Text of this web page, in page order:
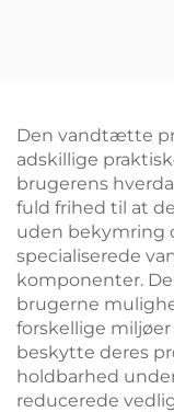
Den vandtætte
adskillige
brugerens
fuld frihed til at
uden bekymring
specialiserede
komponenter.
brugerne
forskellige
beskytte deres
holdbarhed
reducerede